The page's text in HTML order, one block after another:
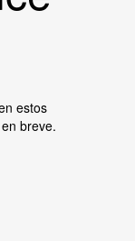
estos
breve.